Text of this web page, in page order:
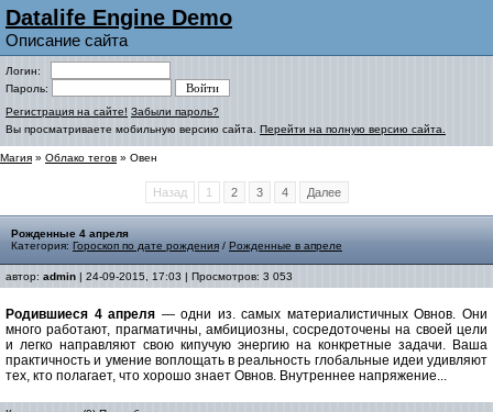
Datalife Engine Demo
Описание сайта
Логин:
Пароль:
Регистрация на сайте! Забыли пароль?
Вы просматриваете мобильную версию сайта. Перейти на полную версию сайта.
Магия » Облако тегов » Овен
Назад 1 2 3 4 Далее
Рожденные 4 апреля
Категория: Гороскоп по дате рождения / Рожденные в апреле
автор: admin | 24-09-2015, 17:03 | Просмотров: 3 053
Родившиеся 4 апреля — одни из. самых материалистичных Овнов. Они
много работают, прагматичны, амбициозны, сосредоточены на своей цели
и легко направляют свою кипучую энергию на конкретные задачи. Ваша
практичность и умение воплощать в реальность глобальные идеи удивляют
тех, кто полагает, что хорошо знает Овнов. Внутреннее напряжение...